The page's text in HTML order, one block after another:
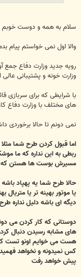
سلام به همه و دوست خوبم Sami 1993
والا اول نمی خواستم پیام
رویه جدید وزارت دفاع
وزارت خونه و پشتیبانی
با شرایطی که برای
های مختلف با وزارت دفاع
نمی دونم تا حالا برخوردی
مسیرش بوست ها هستن که
حالا طرح شما یه پهپاد
یا موتور بهینه تر یا
دیگه ای باشه دلیل نداره
دوستانی که کار کردن می
های مشابه رسیدن دنبال
هست می خوایم اونو تست
کس نمیدونه و نخواهد
پیش خواهد رفت